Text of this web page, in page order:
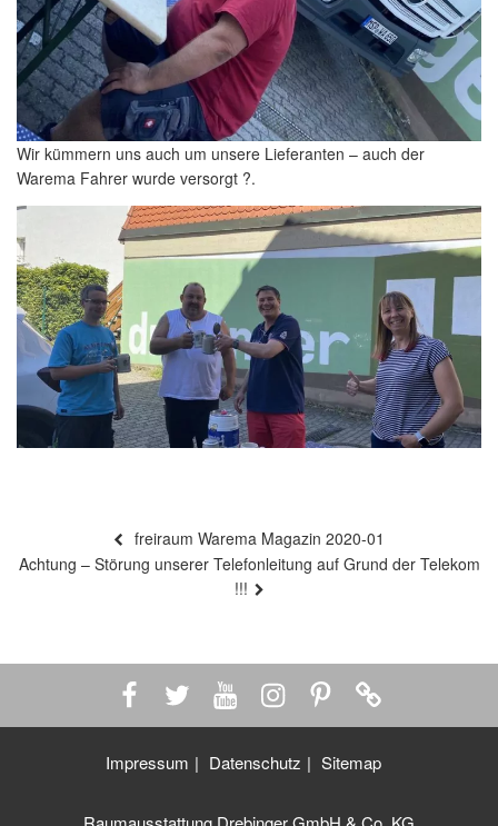
Wir kümmern uns auch um unsere Lieferanten – auch der
Warema Fahrer wurde versorgt ?.
Vorheriger
Beitrag
freiraum Warema Magazin 2020-01
Nächster
Achtung – Störung unserer Telefonleitung auf Grund der Telekom
!!!
Impressum Datenschutz Sitemap